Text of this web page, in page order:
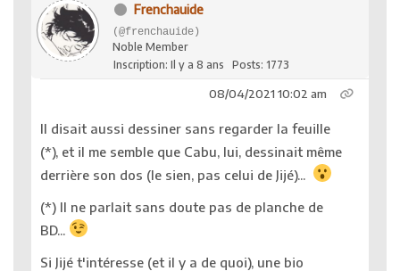
Frenchauide
(@frenchauide)
Noble Member
Inscription: Il y a 8 ans
Posts: 1773
08/04/2021 10:02 am
Il disait aussi dessiner sans regarder la feuille
(*), et il me semble que Cabu, lui, dessinait même
derrière son dos (le sien, pas celui de Jijé)...
(*) Il ne parlait sans doute pas de planche de
BD...
Si Jijé t'intéresse (et il y a de quoi), une bio